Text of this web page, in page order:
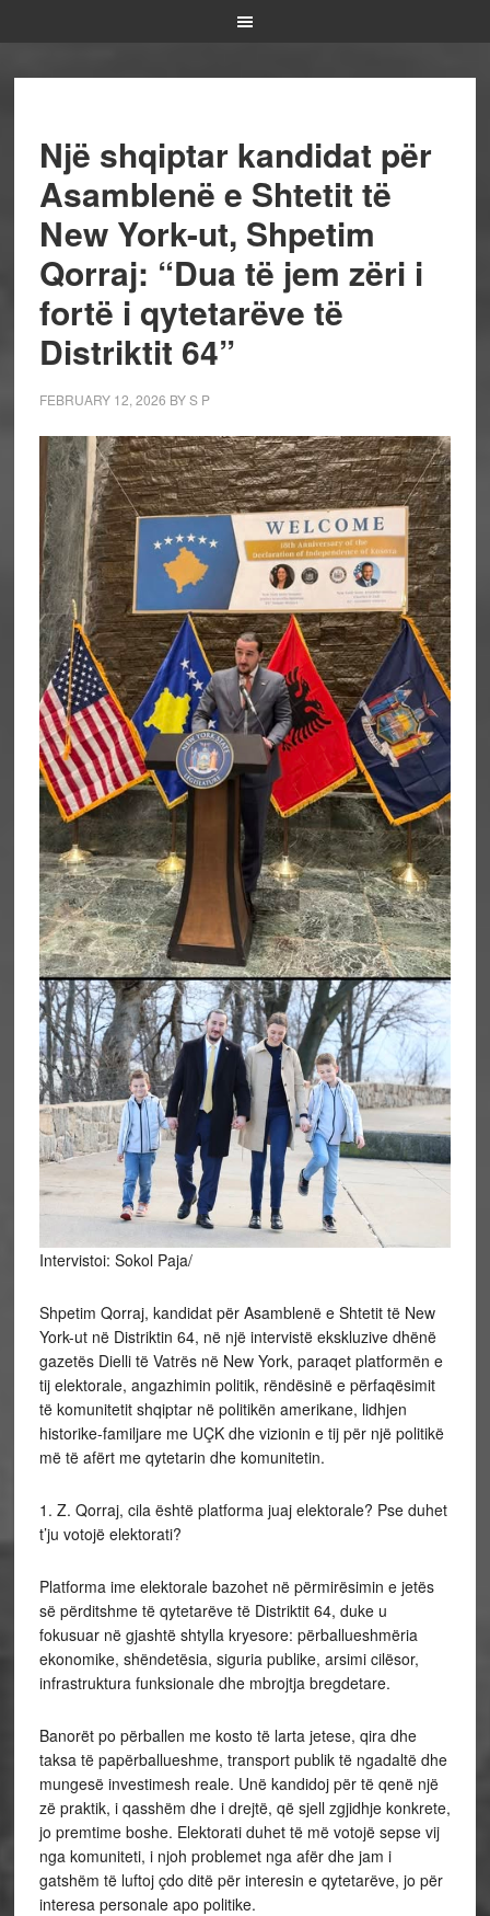
Një shqiptar kandidat për
Asamblenë e Shtetit të
New York-ut, Shpetim
Qorraj: “Dua të jem zëri i
fortë i qytetarëve të
Distriktit 64”
FEBRUARY 12, 2026 BYS P
Intervistoi: Sokol Paja/
Shpetim Qorraj, kandidat për Asamblenë e Shtetit të New
York-ut në Distriktin 64, në një intervistë ekskluzive dhënë
gazetës Dielli të Vatrës në New York, paraqet platformën e
tij elektorale, angazhimin politik, rëndësinë e përfaqësimit
të komunitetit shqiptar në politikën amerikane, lidhjen
historike-familjare me UÇK dhe vizionin e tij për një politikë
më të afërt me qytetarin dhe komunitetin.
1. Z. Qorraj, cila është platforma juaj elektorale? Pse duhet
t’ju votojë elektorati?
Platforma ime elektorale bazohet në përmirësimin e jetës
së përditshme të qytetarëve të Distriktit 64, duke u
fokusuar në gjashtë shtylla kryesore: përballueshmëria
ekonomike, shëndetësia, siguria publike, arsimi cilësor,
infrastruktura funksionale dhe mbrojtja bregdetare.
Banorët po përballen me kosto të larta jetese, qira dhe
taksa të papërballueshme, transport publik të ngadaltë dhe
mungesë investimesh reale. Unë kandidoj për të qenë një
zë praktik, i qasshëm dhe i drejtë, që sjell zgjidhje konkrete,
jo premtime boshe. Elektorati duhet të më votojë sepse vij
nga komuniteti, i njoh problemet nga afër dhe jam i
gatshëm të luftoj çdo ditë për interesin e qytetarëve, jo për
interesa personale apo politike.